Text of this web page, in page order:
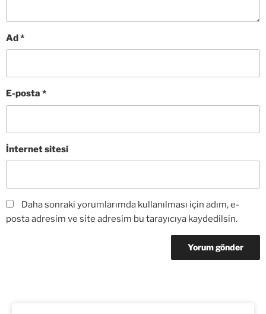
Ad*
E-posta *
İnternet sitesi
Daha sonraki yorumlarımda kullanılması için adım, e-
posta adresim ve site adresim bu tarayıcıya kaydedilsin.